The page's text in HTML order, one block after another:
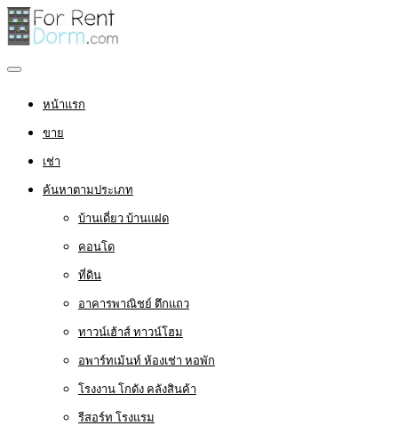
หน้าแรก
ขาย
เช่า
ค้นหาตามประเภท
บ้านเดี่ยว บ้านแฝด
คอนโด
ที่ดิน
อาคารพาณิชย์ ตึกแถว
ทาวน์เฮ้าส์ ทาวน์โฮม
อพาร์ทเม้นท์ ห้องเช่า หอพัก
โรงงาน โกดัง คลังสินค้า
รีสอร์ท โรงแรม